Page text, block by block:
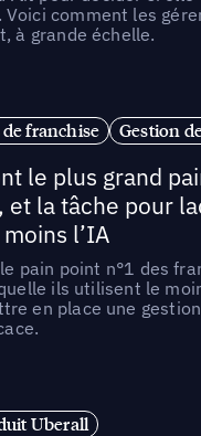
Voici comment les
à grande échelle.
franchise
Gestion
le plus grand
et la tâche pour
l’IA
pain point n°1 des
ils utilisent le
en place une
Uberall